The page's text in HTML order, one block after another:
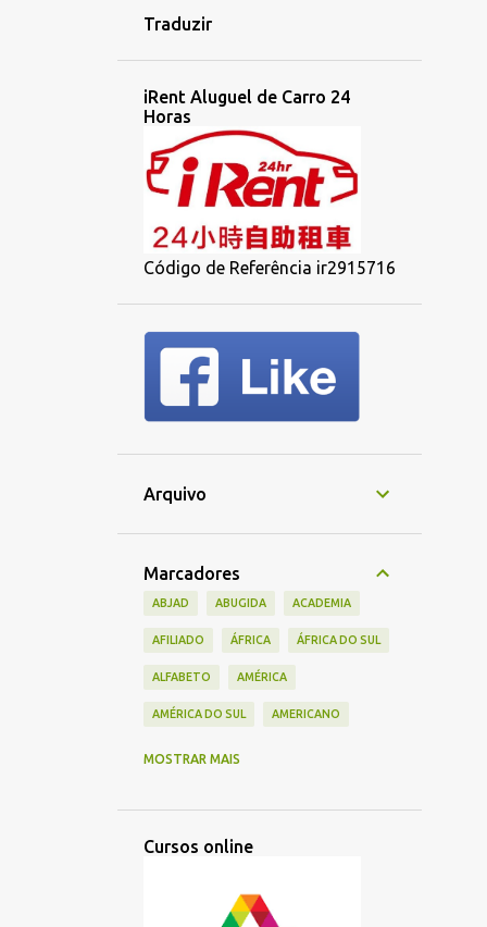
Traduzir
iRent Aluguel de Carro 24
Horas
Código de Referência ir2915716
Arquivo
Marcadores
ABJAD ABUGIDA ACADEMIA
AFILIADO ÁFRICA ÁFRICA DO SUL
ALFABETO AMÉRICA
AMÉRICA DO SUL AMERICANO
ARTIST
MOSTRAR MAIS
Cursos online